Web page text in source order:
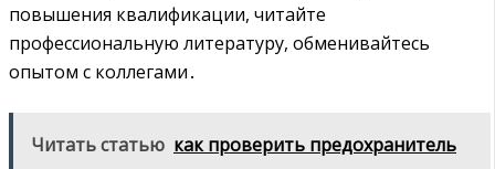
повышения квалификации, читайте
профессиональную литературу, обменивайтесь
опытом с коллегами․
Читать статью как проверить предохранитель